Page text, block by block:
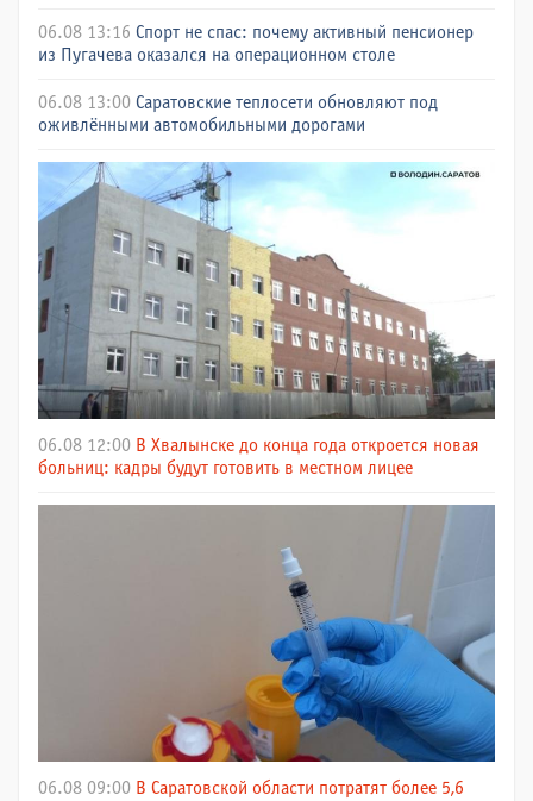
06.08 13:16 Спорт не спас: почему активный пенсионер
из Пугачева оказался на операционном столе
06.08 13:00 Саратовские теплосети обновляют под
оживлёнными автомобильными дорогами
06.08 12:00 В Хвалынске до конца года откроется новая
больниц: кадры будут готовить в местном лицее
06.08 09:00 В Саратовской области потратят более 5,6